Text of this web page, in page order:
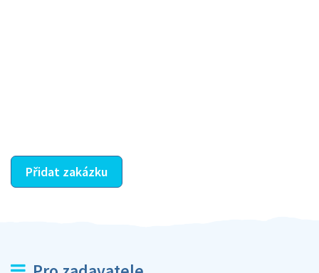
Přidat zakázku